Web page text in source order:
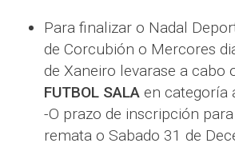
Para finalizar o Nadal
de Corcubión o Mercores
de Xaneiro levarase a cabo
FUTBOL SALA en categoría
-O prazo de inscripción
remata o Sabado 31 de